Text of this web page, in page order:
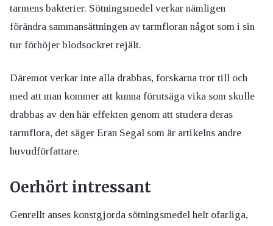
tarmens bakterier. Sötningsmedel verkar nämligen
förändra sammansättningen av tarmfloran något som i sin
tur förhöjer blodsockret rejält.
Däremot verkar inte alla drabbas, forskarna tror till och
med att man kommer att kunna förutsäga vika som skulle
drabbas av den här effekten genom att studera deras
tarmflora, det säger Eran Segal som är artikelns andre
huvudförfattare.
Oerhört intressant
Genrellt anses konstgjorda sötningsmedel helt ofarliga,